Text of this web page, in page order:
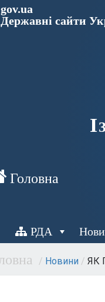
gov.ua
Державні сайти
РДА
/ Новини / ЯК